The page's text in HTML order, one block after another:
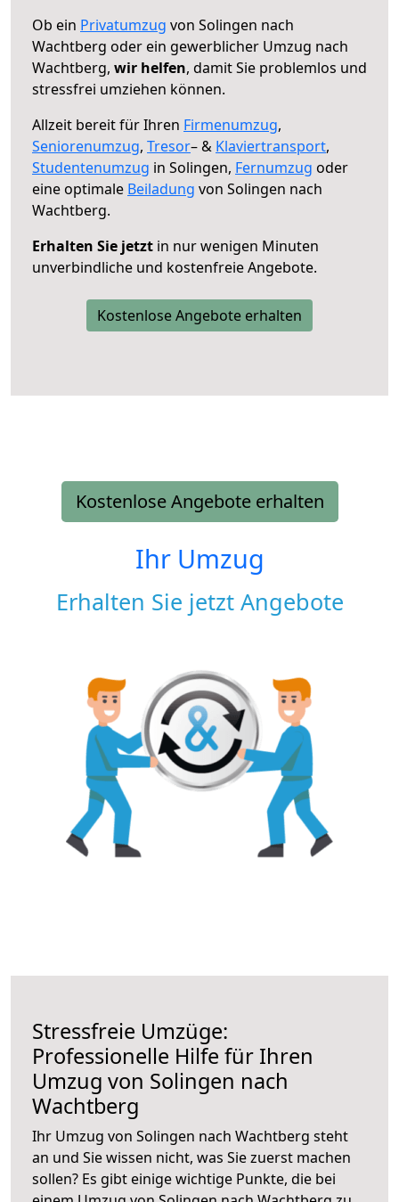
Ob ein Privatumzug von Solingen nach
Wachtberg oder ein gewerblicher Umzug nach
Wachtberg, wir helfen, damit Sie problemlos und
stressfrei umziehen können.
Allzeit bereit für Ihren Firmenumzug,
Seniorenumzug, Tresor– & Klaviertransport,
Studentenumzug in Solingen, Fernumzug oder
eine optimale Beiladung von Solingen nach
Wachtberg.
Erhalten Sie jetzt in nur wenigen Minuten
unverbindliche und kostenfreie Angebote.
Kostenlose Angebote erhalten
Kostenlose Angebote erhalten
Ihr Umzug
Erhalten Sie jetzt Angebote
Stressfreie Umzüge:
Professionelle Hilfe für Ihren
Umzug von Solingen nach
Wachtberg
Ihr Umzug von Solingen nach Wachtberg steht
an und Sie wissen nicht, was Sie zuerst machen
sollen? Es gibt einige wichtige Punkte, die bei